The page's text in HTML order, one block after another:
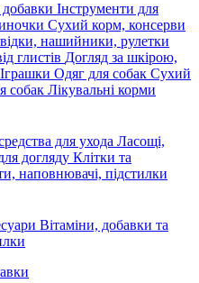
добавки Інструменти для
Сухий корм, консерви
нашийники, рулетки
глистів Догляд за шкірою,
Іграшки Одяг для собак Сухий
собак Лікувальні корми
для ухода Ласощі,
догляду Клітки та
наповнювачі, підстилки
Вітаміни, добавки та